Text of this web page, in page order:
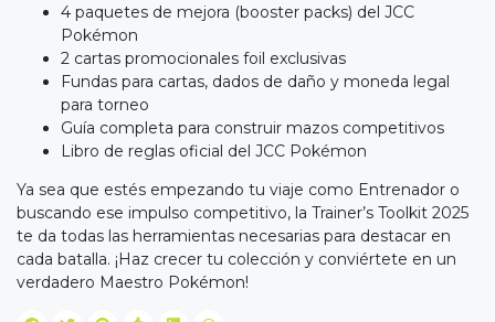
4 paquetes de mejora (booster packs) del JCC
Pokémon
2 cartas promocionales foil exclusivas
Fundas para cartas, dados de daño y moneda legal
para torneo
Guía completa para construir mazos competitivos
Libro de reglas oficial del JCC Pokémon
Ya sea que estés empezando tu viaje como Entrenador o
buscando ese impulso competitivo, la Trainer’s Toolkit 2025
te da todas las herramientas necesarias para destacar en
cada batalla. ¡Haz crecer tu colección y conviértete en un
verdadero Maestro Pokémon!